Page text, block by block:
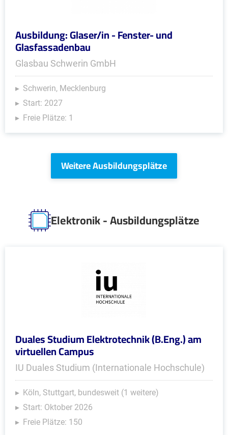
Ausbildung: Glaser/in - Fenster- und
Glasfassadenbau
Glasbau Schwerin GmbH
Schwerin, Mecklenburg
Start: 2027
Freie Plätze: 1
Weitere Ausbildungsplätze
Elektronik - Ausbildungsplätze
Duales Studium Elektrotechnik (B.Eng.) am
virtuellen Campus
IU Duales Studium (Internationale Hochschule)
Köln, Stuttgart, bundesweit (1 weitere)
Start: Oktober 2026
Freie Plätze: 150